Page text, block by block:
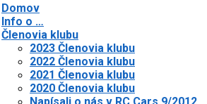
Domov
Info o …
Členovia klubu
2023 Členovia klubu
2022 Členovia klubu
2021 Členovia klubu
2020 Členovia klubu